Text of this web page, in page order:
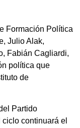
Formación Política
Julio Alak,
Fabián Cagliardi,
política que
de
Partido
continuará el